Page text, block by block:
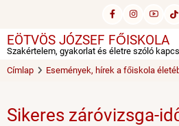
tartalomra
EÖTVÖS JÓZSEF FŐISKOLA
Szakértelem, gyakorlat és életre szóló
Címlap
Események, hírek a főiskola
Sikeres záróvizsga-